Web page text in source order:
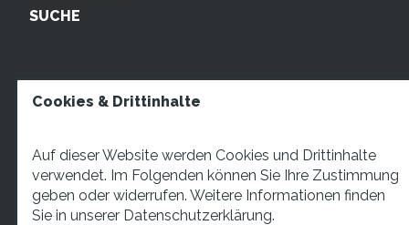
SUCHE
STARTUP TEENS Münsterstraße 5, 59065 Hamm. Fon:
Cookies & Drittinhalte
Auf dieser Website werden Cookies und Drittinhalte
verwendet. Im Folgenden können Sie Ihre Zustimmung
geben oder widerrufen. Weitere Informationen finden
Sie in unserer Datenschutzerklärung.